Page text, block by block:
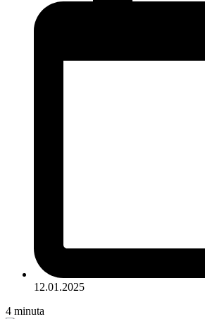
12.01.2025
4 minuta